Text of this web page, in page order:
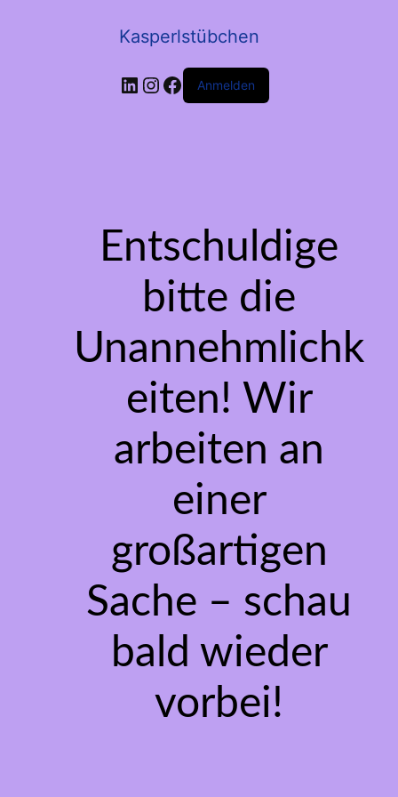
Kasperlstübchen
LinkedIn
Instagram
Facebook
Anmelden
Entschuldige
bitte die
Unannehmlichk
eiten! Wir
arbeiten an
einer
großartigen
Sache – schau
bald wieder
vorbei!